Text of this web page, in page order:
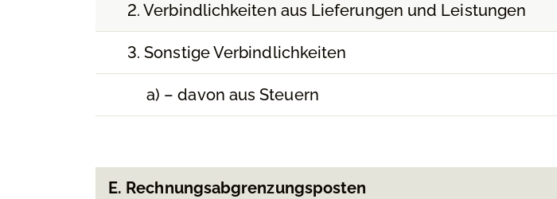
2. Verbindlichkeiten aus Lieferungen und Leistungen
3. Sonstige Verbindlichkeiten
a) – davon aus Steuern
E. Rechnungsabgrenzungsposten